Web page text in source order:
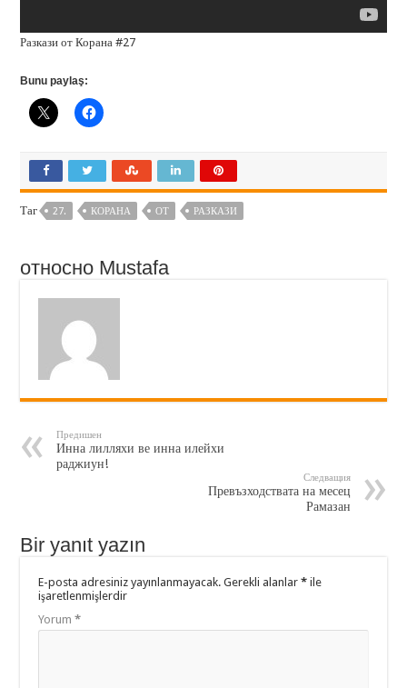
Разкази от Корана #27
Bunu paylaş:
Таг 27. КОРАНА ОТ РАЗКАЗИ
относно Mustafa
Предишен
Инна лилляхи ве инна илейхи
раджиун!
Следващия
Превъзходствата на месец
Рамазан
Bir yanıt yazın
E-posta adresiniz yayınlanmayacak. Gerekli alanlar* ile
işaretlenmişlerdir
Yorum*